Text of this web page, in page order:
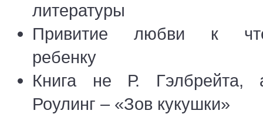
литературы
Привитие любви к
ребенку
Книга не Р.
Роулинг – «Зов кукушки»